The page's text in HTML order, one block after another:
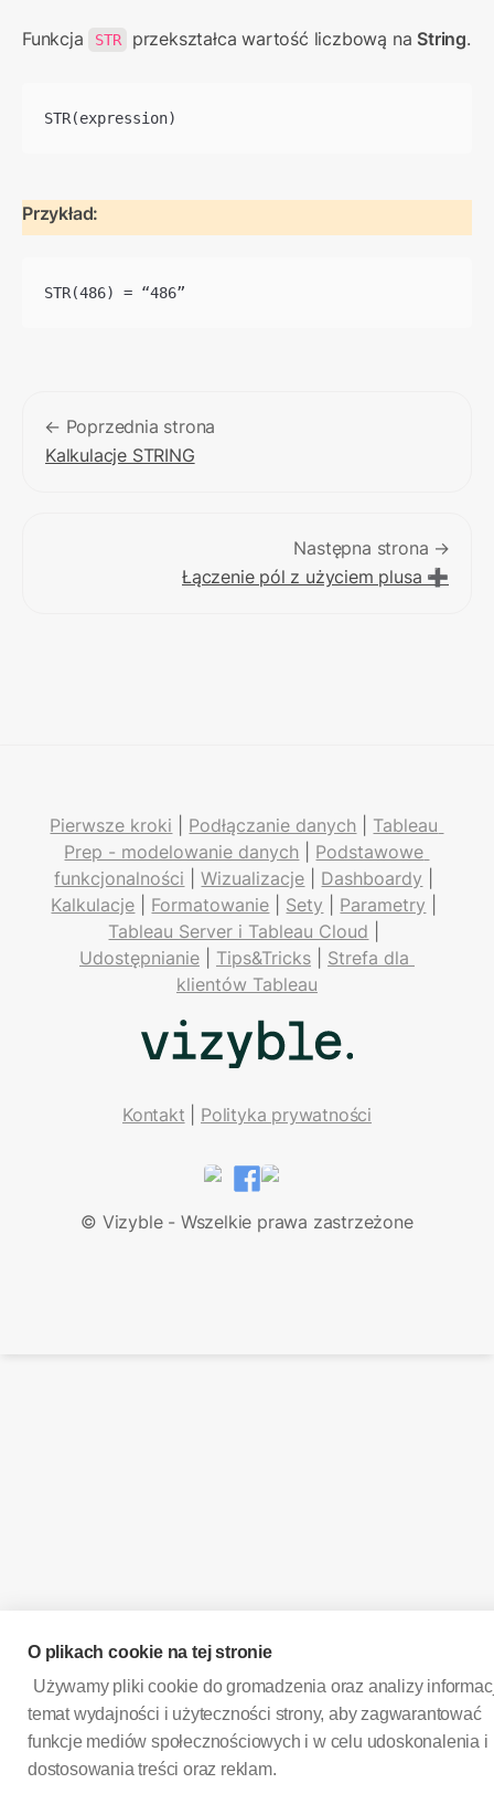
Funkcja STR przekształca wartość liczbową na String.
STR(expression)
Przykład:
STR(486) = “486”
← Poprzednia strona
Kalkulacje STRING
Następna strona →
Łączenie pól z użyciem plusa ➕
Pierwsze kroki Podłączanie danych
Tableau
Prep - modelowanie danych
Podstawowe
funkcjonalności | Wizualizacje Dashboardy
Kalkulacje
Formatowanie Sety Parametry
Tableau Server i Tableau Cloud
Udostępnianie | Tips&Tricks | Strefa dla
klientów Tableau
Kontakt Polityka prywatności
LinkedInFacebook
© Vizyble - Wszelkie prawa zastrzeżone
O plikach cookie na tej stronie
Używamy pliki cookie do gromadzenia oraz analizy
temat wydajności i użyteczności strony, aby zagwarantować
funkcje mediów społecznościowych i w celu udoskonalenia i
dostosowania treści oraz reklam.